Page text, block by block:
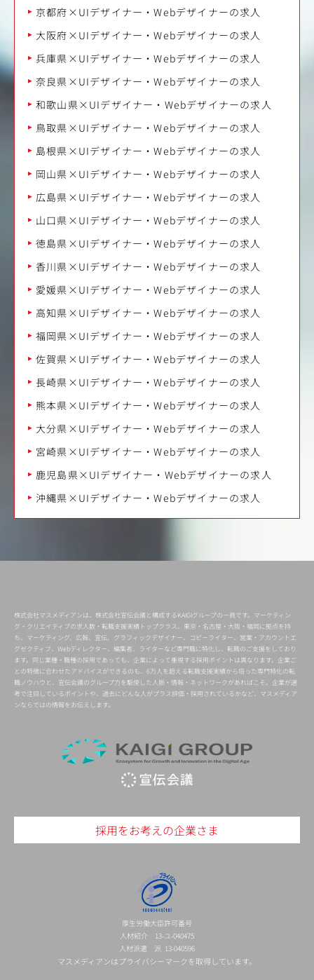
京都府×UIデザイナー・Webデザイナーの求人
大阪府×UIデザイナー・Webデザイナーの求人
兵庫県×UIデザイナー・Webデザイナーの求人
奈良県×UIデザイナー・Webデザイナーの求人
和歌山県×UIデザイナー・Webデザイナーの求人
鳥取県×UIデザイナー・Webデザイナーの求人
島根県×UIデザイナー・Webデザイナーの求人
岡山県×UIデザイナー・Webデザイナーの求人
広島県×UIデザイナー・Webデザイナーの求人
山口県×UIデザイナー・Webデザイナーの求人
徳島県×UIデザイナー・Webデザイナーの求人
香川県×UIデザイナー・Webデザイナーの求人
愛媛県×UIデザイナー・Webデザイナーの求人
高知県×UIデザイナー・Webデザイナーの求人
福岡県×UIデザイナー・Webデザイナーの求人
佐賀県×UIデザイナー・Webデザイナーの求人
長崎県×UIデザイナー・Webデザイナーの求人
熊本県×UIデザイナー・Webデザイナーの求人
大分県×UIデザイナー・Webデザイナーの求人
宮崎県×UIデザイナー・Webデザイナーの求人
鹿児島県×UIデザイナー・Webデザイナーの求人
沖縄県×UIデザイナー・Webデザイナーの求人
株式会社マスメディアンは、株式会社宣伝会議と構成するKAIGIグループの一員です。マーケティン
グ・クリエイティブの求人数・転職支援実績トップクラス。東京・名古屋・大阪・福岡に拠点を持
ち、マーケティング、広報、宣伝、グラフィックデザイナー、コピーライター、営業・アカウントエ
グゼクティブ、Webディレクター、編集者、ライターなど専門職に特化し、転職のご支援をしており
ます。同じ業種・職種の採用であっても、企業によって重視する採用ポイントは異なります。企業ご
との特徴に合わせたアドバイスができるのも、6万人を超える転職支援実績から培った専門特化の転
職ノウハウと、宣伝会議のグループ力を駆使した人脈・情報・ネットワークがあればこそ。企業が選
考で注目しているポイントや、過去にどんな人がプラス評価・採用されているかなど、マスメディア
ンならではの情報をお伝えします。
採用をお考えの企業さま
厚生労働大臣許可番号
人材紹介 13-ユ-040475
人材派遣 派 13-040596
マスメディアンはプライバシーマークを取得しています。